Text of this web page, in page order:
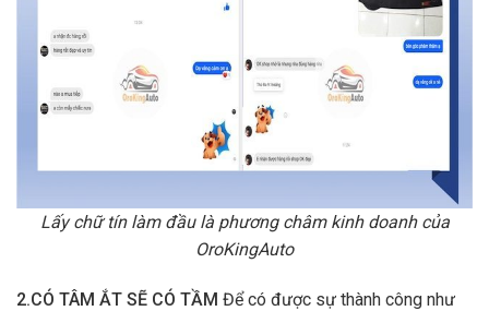
Lấy chữ tín làm đầu là phương châm kinh doanh của
OroKingAuto
2.CÓ TÂM ẮT SẼ CÓ TẦM Để có được sự thành công như